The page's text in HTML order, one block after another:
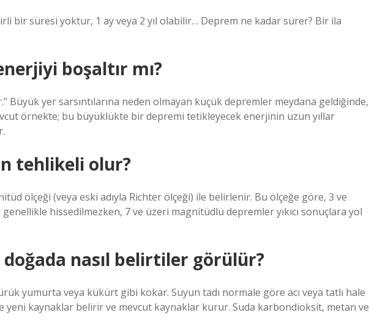
bir süresi yoktur, 1 ay veya 2 yıl olabilir… Deprem ne kadar sürer? Bir ila
boşaltır mı?
Büyük yer sarsıntılarına neden olmayan küçük depremler meydana geldiğinde,
örnekte; bu büyüklükte bir depremi tetikleyecek enerjinin uzun yıllar
tehlikeli olur?
ölçeği (veya eski adıyla Richter ölçeği) ile belirlenir. Bu ölçeğe göre, 3 ve
hissedilmezken, 7 ve üzeri magnitüdlü depremler yıkıcı sonuçlara yol
nasıl belirtiler görülür?
yumurta veya kükürt gibi kokar. Suyun tadı normale göre acı veya tatlı hale
yeni kaynaklar belirir ve mevcut kaynaklar kurur. Suda karbondioksit, metan ve